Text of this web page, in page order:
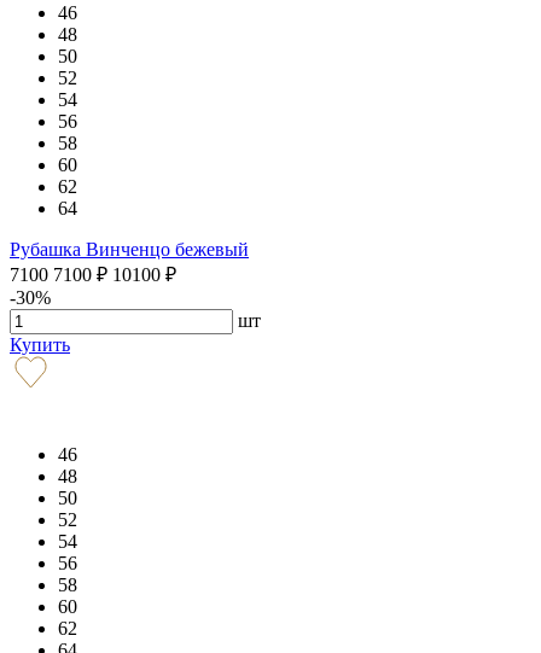
46
48
50
52
54
56
58
60
62
64
Рубашка Винченцо бежевый
7100 7100 ₽ 10100 ₽
-30%
шт
Купить
46
48
50
52
54
56
58
60
62